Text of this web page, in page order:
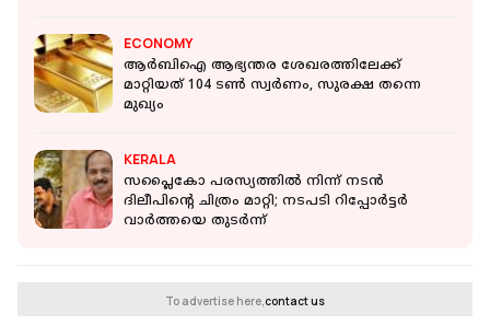
ECONOMY
ആര്‍ബിഐ ആഭ്യന്തര ശേഖരത്തിലേക്ക്
മാറ്റിയത് 104 ടണ്‍ സ്വര്‍ണം, സുരക്ഷ തന്നെ
മുഖ്യം
KERALA
സപ്ലൈകോ പരസ്യത്തില്‍ നിന്ന് നടന്‍
ദിലീപിന്റെ ചിത്രം മാറ്റി; നടപടി റിപ്പോര്‍ട്ടര്‍
വാര്‍ത്തയെ തുടര്‍ന്ന്
To advertise here,contact us